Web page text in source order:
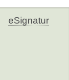
eSignatur